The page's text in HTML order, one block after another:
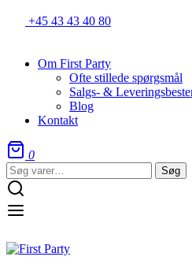
+45 43 43 40 80
Om First Party
Ofte stillede spørgsmål
Salgs- &
Blog
Kontakt
0
Søg
efter:
Søg